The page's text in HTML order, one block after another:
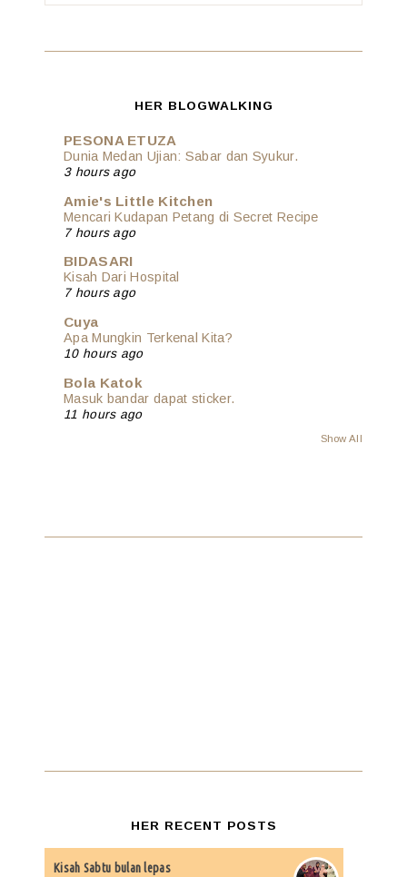
HER BLOGWALKING
PESONA ETUZA
Dunia Medan Ujian: Sabar dan Syukur.
3 hours ago
Amie's Little Kitchen
Mencari Kudapan Petang di Secret Recipe
7 hours ago
BIDASARI
Kisah Dari Hospital
7 hours ago
Cuya
Apa Mungkin Terkenal Kita?
10 hours ago
Bola Katok
Masuk bandar dapat sticker.
11 hours ago
Show All
HER RECENT POSTS
Kisah Sabtu bulan lepas